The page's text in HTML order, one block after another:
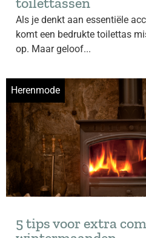
Als je denkt aan essentiële
komt een bedrukte toilettas
op. Maar geloof...
Herenmode
5 tips voor extra